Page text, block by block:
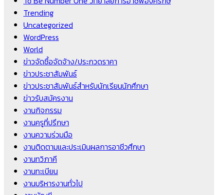
Trending
Uncategorized
WordPress
World
ข่าวจัดซื้อจัดจ้าง/ประกวดราคา
ข่าวประชาสัมพันธ์
ข่าวประชาสัมพันธ์สำหรับนักเรียนนักศึกษา
ข่าวรับสมัครงาน
งานกิจกรรม
งานครูที่ปรึกษา
งานความร่วมมือ
งานติดตามและประเมินผลการอาชีวศึกษา
งานทวิภาคี
งานทะเบียน
งานบริหารงานทั่วไป